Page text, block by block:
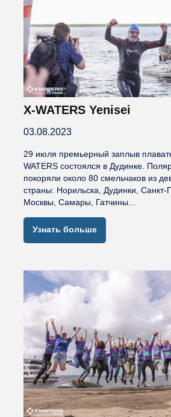
X-WATERS Yenisei
03.08.2023
29 июля премьерный заплыв
WATERS состоялся в Дудинке.
покоряли около 80 смельчаков из
страны: Норильска, Дудинки, Санкт-
Москвы, Самары, Гатчины...
Узнать больше